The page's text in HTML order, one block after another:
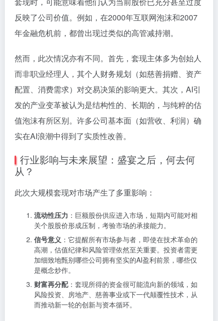
反映了公司价值。例如，在2000年互联网泡沫和2007
年金融危机前，都曾出现过类似的高管减持潮。
然而，此次情况亦有不同。首先，套现主体多为创始人
而非职业经理人，其个人财务规划（如慈善捐赠、资产
配置、消费需求）对交易决策的影响更大。其次，AI引
发的产业变革被认为是结构性的、长期的，与纯粹的估
值泡沫有所区别。许多公司基本面（如营收、利润）确
实在AI浪潮中得到了实质性改善。
行业影响与未来展望：盛宴之后，何去何
从？
此次大规模套现对市场产生了多重影响：
流动性压力 ：巨额股份供应进入市场，短期内可能对相
关个股股价形成压制，考验市场的承接能力。
信号意义 ：它提醒所有市场参与者，即使在技术革命的
高潮，估值纪律和风险管理依然至关重要。投资者需更
加细致地甄别哪些公司拥有坚实的AI盈利前景，哪些仅
是概念炒作。
财富再分配：套现所得的资金很可能流向新的领域，如
风险投资、房地产、慈善事业或下一代颠覆性技术，从
而推动新一轮的创新与资本循环。